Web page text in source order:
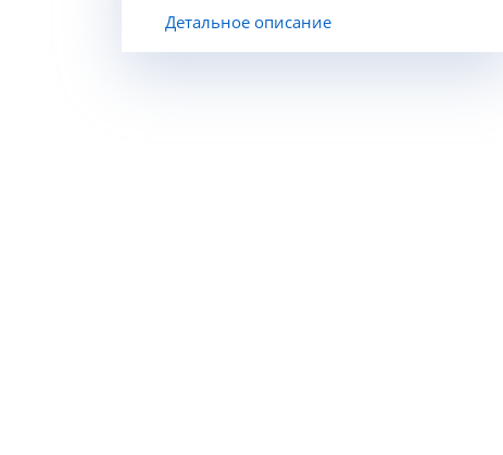
Детальное описание